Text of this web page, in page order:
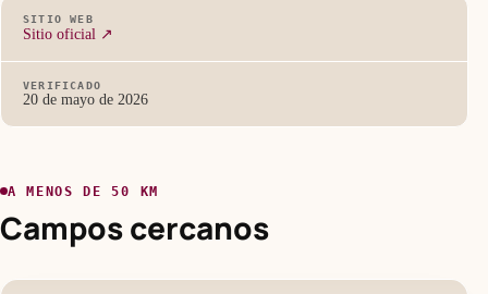
SITIO WEB
Sitio oficial ↗
VERIFICADO
20 de mayo de 2026
A MENOS DE 50 KM
Campos cercanos